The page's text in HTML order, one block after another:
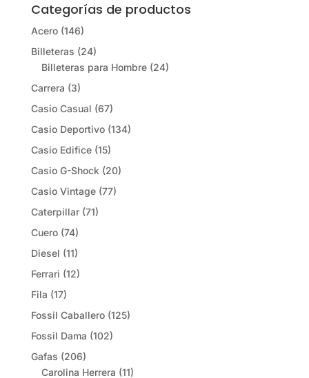
Categorías de productos
Acero (146)
Billeteras (24)
Billeteras para Hombre (24)
Carrera (3)
Casio Casual (67)
Casio Deportivo (134)
Casio Edifice (15)
Casio G-Shock (20)
Casio Vintage (77)
Caterpillar (71)
Cuero (74)
Diesel (11)
Ferrari (12)
Fila (17)
Fossil Caballero (125)
Fossil Dama (102)
Gafas (206)
Carolina Herrera (11)